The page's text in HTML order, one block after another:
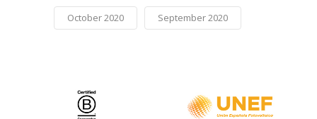
October 2020 September 2020